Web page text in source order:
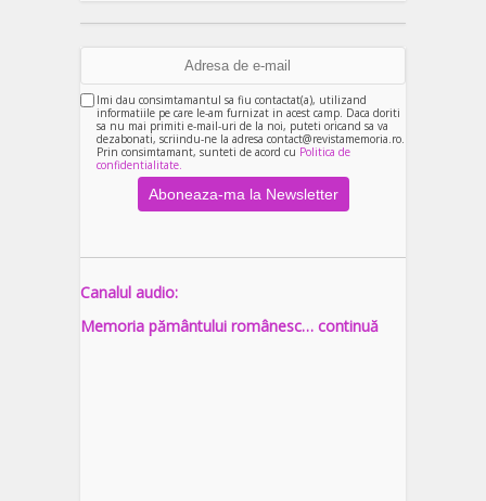
Imi dau consimtamantul sa fiu contactat(a), utilizand
informatiile pe care le-am furnizat in acest camp. Daca doriti
sa nu mai primiti e-mail-uri de la noi, puteti oricand sa va
dezabonati, scriindu-ne la adresa contact@revistamemoria.ro.
Prin consimtamant, sunteti de acord cu Politica de
confidentialitate.
Canalul audio:
Memoria pământului românesc… continuă